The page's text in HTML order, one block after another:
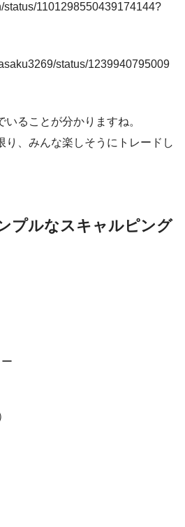
status/1101298550439174144?
status/1239940795009
ることが分かりますね。
り、みんな楽しそうにトレードし
プルなスキャルピング